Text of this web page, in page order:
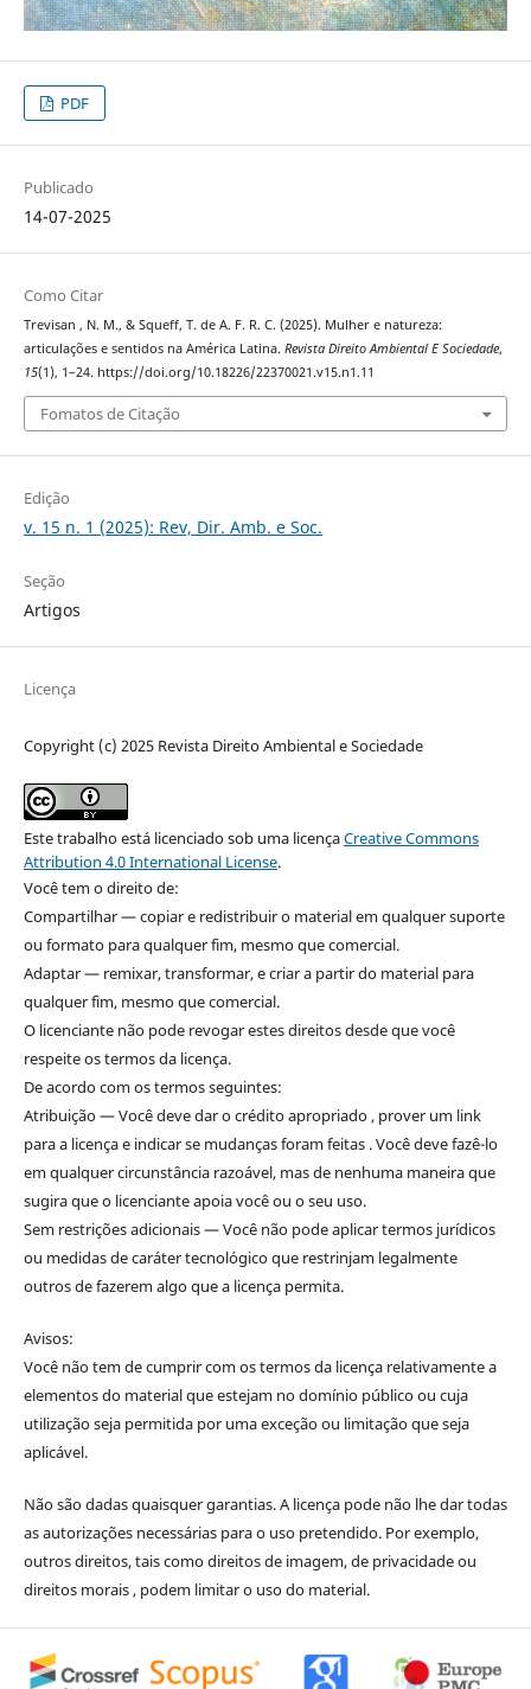
PDF
Publicado
14-07-2025
Como Citar
Trevisan , N. M., & Squeff, T. de A. F. R. C. (2025). Mulher e natureza:
articulações e sentidos na América Latina. Revista Direito Ambiental E Sociedade,
15(1), 1–24. https://doi.org/10.18226/22370021.v15.n1.11
Fomatos de Citação
Edição
v. 15 n. 1 (2025): Rev, Dir. Amb. e Soc.
Seção
Artigos
Licença
Copyright (c) 2025 Revista Direito Ambiental e Sociedade
Este trabalho está licenciado sob uma licençaCreative Commons
Attribution 4.0 International License.
Você tem o direito de:
Compartilhar — copiar e redistribuir o material em qualquer suporte
ou formato para qualquer fim, mesmo que comercial.
Adaptar — remixar, transformar, e criar a partir do material para
qualquer fim, mesmo que comercial.
O licenciante não pode revogar estes direitos desde que você
respeite os termos da licença.
De acordo com os termos seguintes:
Atribuição — Você deve dar o crédito apropriado , prover um link
para a licença e indicar se mudanças foram feitas . Você deve fazê-lo
em qualquer circunstância razoável, mas de nenhuma maneira que
sugira que o licenciante apoia você ou o seu uso.
Sem restrições adicionais — Você não pode aplicar termos jurídicos
ou medidas de caráter tecnológico que restrinjam legalmente
outros de fazerem algo que a licença permita.
Avisos:
Você não tem de cumprir com os termos da licença relativamente a
elementos do material que estejam no domínio público ou cuja
utilização seja permitida por uma exceção ou limitação que seja
aplicável.
Não são dadas quaisquer garantias. A licença pode não lhe dar todas
as autorizações necessárias para o uso pretendido. Por exemplo,
outros direitos, tais como direitos de imagem, de privacidade ou
direitos morais , podem limitar o uso do material.